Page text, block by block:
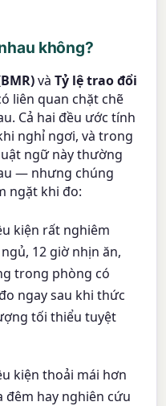
không?
vàTỷ lệ trao đổi
liên quan chặt chẽ
Cả hai đều ước tính
nghỉ ngơi, và trong
ngữ này thường
— nhưng chúng
ngặt khi đo:
kiện rất nghiêm
12 giờ nhịn ăn,
trong phòng có
ngay sau khi thức
tối thiểu tuyệt
kiện thoải mái hơn
đêm hay nghiên cứu